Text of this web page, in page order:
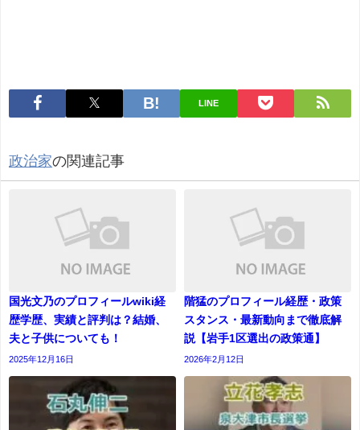
LINE
政治家の関連記事
国光文乃のプロフィールwiki経
歴学歴、実績と評判は？結婚、
夫と子供についても！
2025年12月16日
階猛のプロフィール経歴・政策
スタンス・最新動向まで徹底解
説【岩手1区選出の政策通】
2026年2月12日